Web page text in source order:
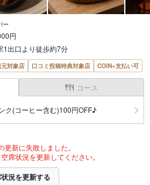
ー
円
1出口より徒歩約7分
元対象店 口コミ投稿特典対象店 COIN+支払い可
コース
ク(コーヒー含む)100円OFF♪
更新に失敗しました。
席状況を更新してください。
況を更新する